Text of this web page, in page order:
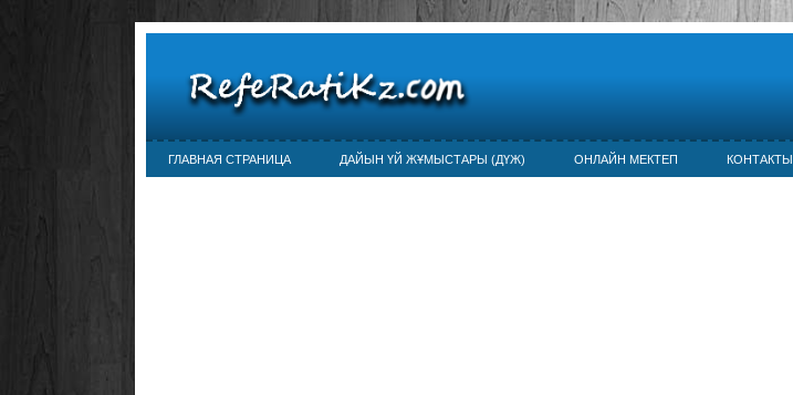
ГЛАВНАЯ СТРАНИЦА ДАЙЫН ҮЙ ЖҰМЫСТАРЫ (ДҮЖ) ОНЛАЙН МЕКТЕП КОНТАКТЫ